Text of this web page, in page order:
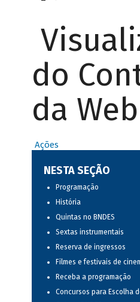
do
da Web
Ações
NESTA SEÇÃO
Programação
História
Quintas no BNDES
Sextas instrumentais
Reserva de ingressos
Filmes e festivais de
Receba a programação
Concursos para Escolha